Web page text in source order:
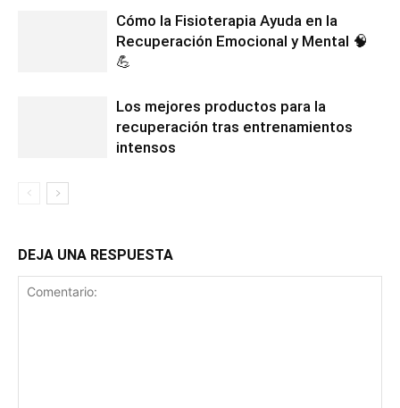
Cómo la Fisioterapia Ayuda en la
Recuperación Emocional y Mental 🧠
💪
Los mejores productos para la
recuperación tras entrenamientos
intensos
DEJA UNA RESPUESTA